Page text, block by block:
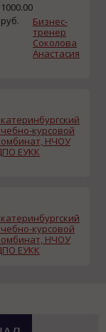
1000.00
руб.
Бизнес-
тренер
Соколова
Анастасия
курсовой
НЧОУ
ЕУКК
курсовой
НЧОУ
ЕУКК